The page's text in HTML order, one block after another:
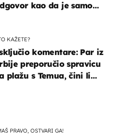
PRAVO, OSTVARI GA!
kao da je samo
KAŽETE?
komentare: Par iz
preporučio spravicu
plažu s Temua, čini li